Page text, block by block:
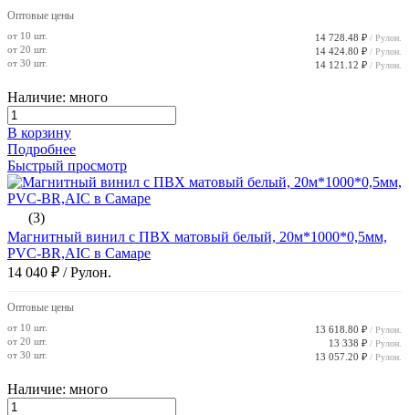
Оптовые цены
от 10 шт. 14 728.48 ₽ / Рулон.
от 20 шт. 14 424.80 ₽ / Рулон.
от 30 шт. 14 121.12 ₽ / Рулон.
Наличие: много
В корзину
Подробнее
Быстрый просмотр
(3)
Магнитный винил с ПВХ матовый белый, 20м*1000*0,5мм,
PVC-BR,AIC в Самаре
14 040 ₽ / Рулон.
Оптовые цены
от 10 шт. 13 618.80 ₽ / Рулон.
от 20 шт. 13 338 ₽ / Рулон.
от 30 шт. 13 057.20 ₽ / Рулон.
Наличие: много